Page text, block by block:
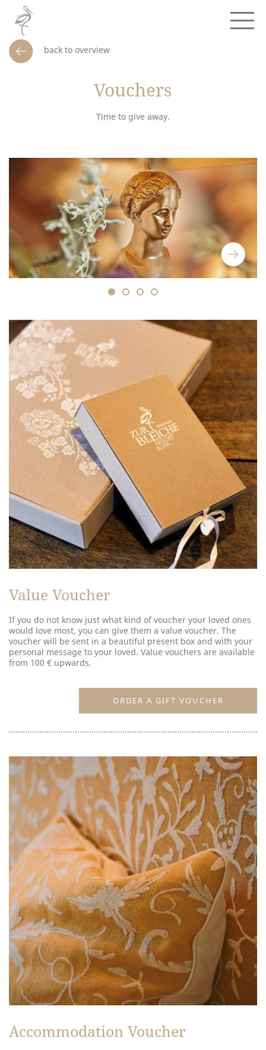
back to overview
Vouchers
Time to give away.
Value Voucher
If you do not know just what kind of voucher your loved ones
would love most, you can give them a value voucher. The
voucher will be sent in a beautiful present box and with your
personal message to your loved. Value vouchers are available
from 100 € upwards.
ORDER A GIFT VOUCHER
Accommodation Voucher